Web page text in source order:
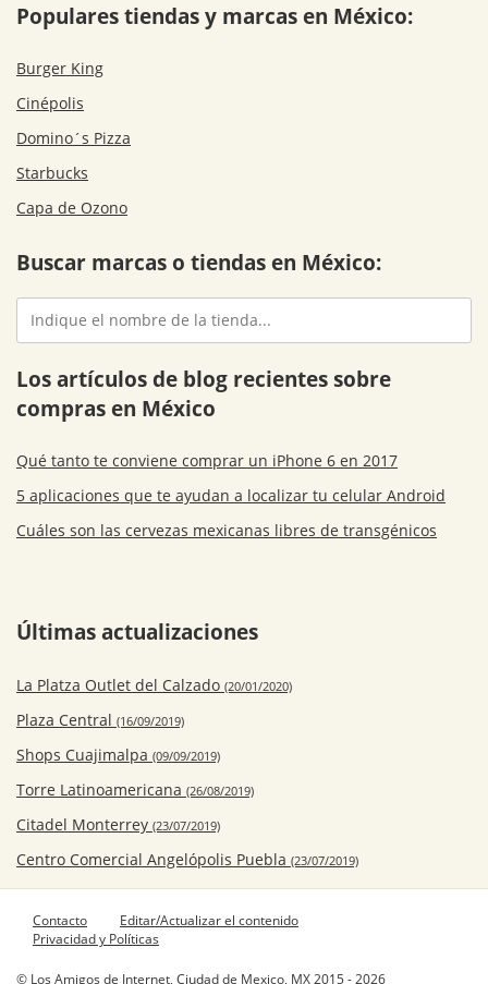
Populares tiendas y marcas en México:
Burger King
Cinépolis
Domino´s Pizza
Starbucks
Capa de Ozono
Buscar marcas o tiendas en México:
Los artículos de blog recientes sobre
compras en México
Qué tanto te conviene comprar un iPhone 6 en 2017
5 aplicaciones que te ayudan a localizar tu celular Android
Cuáles son las cervezas mexicanas libres de transgénicos
Últimas actualizaciones
La Platza Outlet del Calzado (20/01/2020)
Plaza Central (16/09/2019)
Shops Cuajimalpa (09/09/2019)
Torre Latinoamericana (26/08/2019)
Citadel Monterrey (23/07/2019)
Centro Comercial Angelópolis Puebla (23/07/2019)
Contacto
Editar/Actualizar el contenido
Privacidad y Políticas
© Los Amigos de Internet, Ciudad de Mexico, MX 2015 - 2026